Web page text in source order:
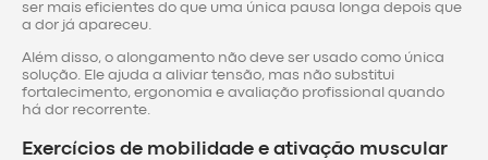
ser mais eficientes do que uma única pausa longa depois que
a dor já apareceu.
Além disso, o alongamento não deve ser usado como única
solução. Ele ajuda a aliviar tensão, mas não substitui
fortalecimento, ergonomia e avaliação profissional quando
há dor recorrente.
Exercícios de mobilidade e ativação muscular